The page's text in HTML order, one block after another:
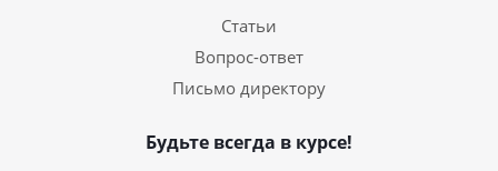
Статьи
Вопрос-ответ
Письмо директору
Будьте всегда в курсе!